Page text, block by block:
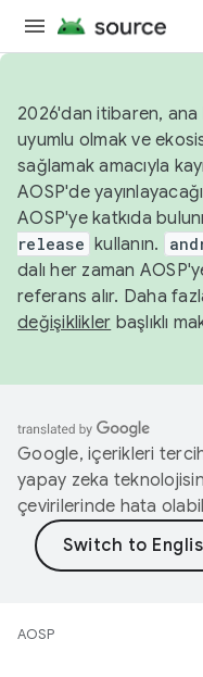
2026'dan itibaren, ana
uyumlu olmak ve
sağlamak amacıyla
AOSP'de
AOSP'ye katkıda
release kullanın.
dalı her zaman
referans alır. Daha
değişiklikler başlıklı
Google, içerikleri
yapay zeka
çevirilerinde hata
AOSP